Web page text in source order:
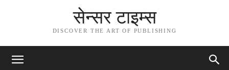
सेन्सर टाइम्स
DISCOVER THE ART OF PUBLISHING